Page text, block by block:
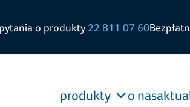
o produkty 22 811 07 60
produkty o nas